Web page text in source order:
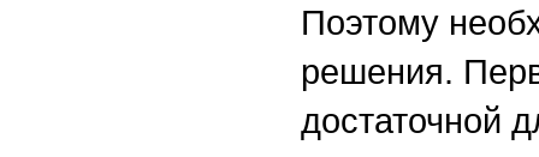
Поэтому
решения.
достаточной